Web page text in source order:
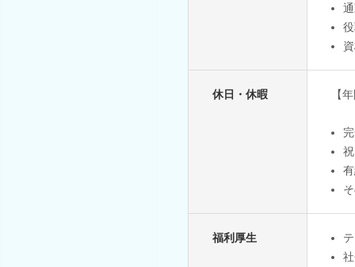
休日・休暇 【
福利厚生